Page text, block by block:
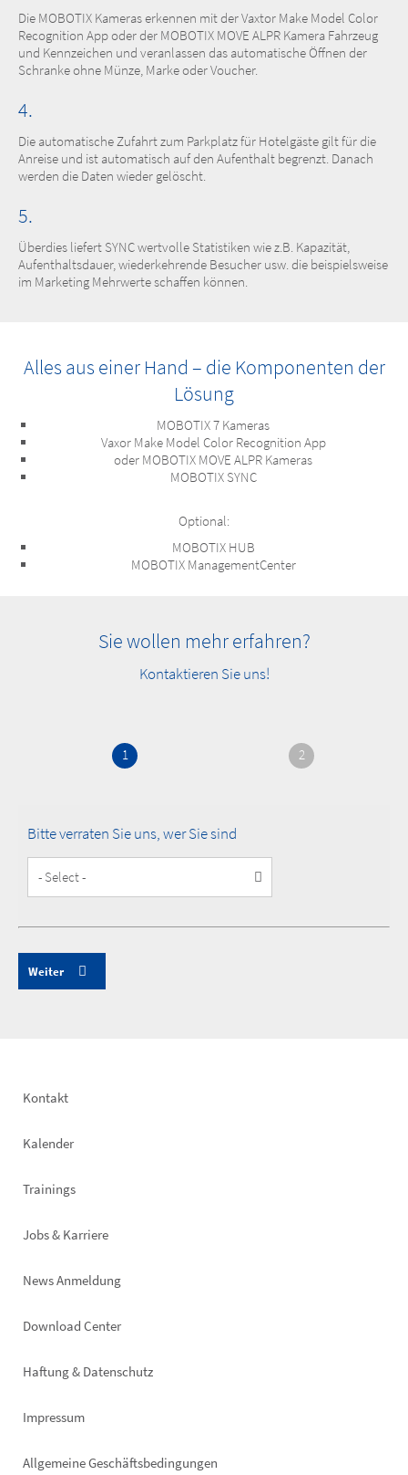
Die MOBOTIX Kameras erkennen mit der Vaxtor Make Model Color
Recognition App oder der MOBOTIX MOVE ALPR Kamera Fahrzeug
und Kennzeichen und veranlassen das automatische Öffnen der
Schranke ohne Münze, Marke oder Voucher.
4.
Die automatische Zufahrt zum Parkplatz für Hotelgäste gilt für die
Anreise und ist automatisch auf den Aufenthalt begrenzt. Danach
werden die Daten wieder gelöscht.
5.
Überdies liefert SYNC wertvolle Statistiken wie z.B. Kapazität,
Aufenthaltsdauer, wiederkehrende Besucher usw. die beispielsweise
im Marketing Mehrwerte schaffen können.
Alles aus einer Hand – die Komponenten der
Lösung
MOBOTIX 7 Kameras
Vaxor Make Model Color Recognition App
oder MOBOTIX MOVE ALPR Kameras
MOBOTIX SYNC
Optional:
MOBOTIX HUB
MOBOTIX ManagementCenter
Sie wollen mehr erfahren?
Kontaktieren Sie uns!
1 2
Bitte verraten Sie uns, wer Sie sind
Type
Footer
Kontakt
Kalender
Trainings
Jobs & Karriere
News Anmeldung
Footer
Download Center
Haftung & Datenschutz
Impressum
Allgemeine Geschäftsbedingungen